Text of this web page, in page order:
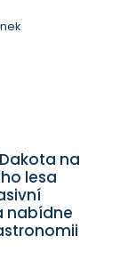
na
lesa
nabídne